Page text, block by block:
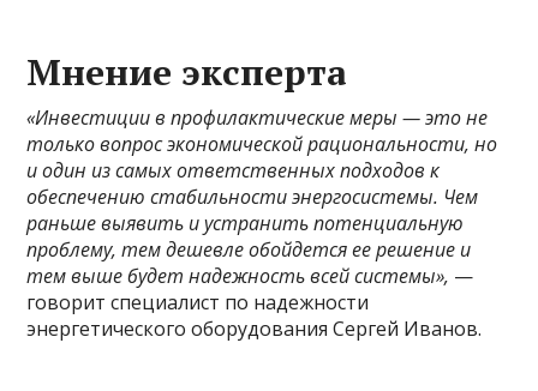
Мнение эксперта
«Инвестиции в профилактические меры — это не
только вопрос экономической рациональности, но
и один из самых ответственных подходов к
обеспечению стабильности энергосистемы. Чем
раньше выявить и устранить потенциальную
проблему, тем дешевле обойдется ее решение и
тем выше будет надежность всей системы», —
говорит специалист по надежности
энергетического оборудования Сергей Иванов.